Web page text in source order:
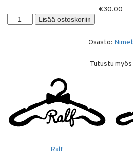
€30.00
Karel
määrä
Lisää ostoskoriin
Osasto: Nimet
Tutustu myös
Ralf